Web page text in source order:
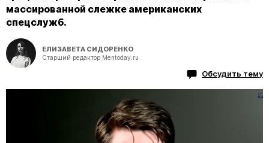
массированной слежке американских
спецслужб.
ЕЛИЗАВЕТА СИДОРЕНКО
Старший редактор Mentoday.ru
Обсудить тему